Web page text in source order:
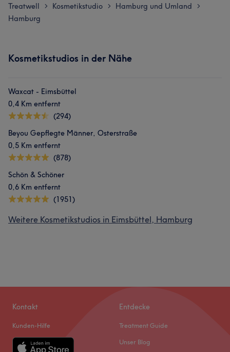
Treatwell > Kosmetikstudio > Hamburg und Umland >
Hamburg
Kosmetikstudios in der Nähe
Waxcat - Eimsbüttel
0,4 Km entfernt
(294)
Beyou Gepflegte Männer, Osterstraße
0,5 Km entfernt
(878)
Schön & Schöner
0,6 Km entfernt
(1951)
Weitere Kosmetikstudios in Eimsbüttel, Hamburg
Kontakt
Kunden-Hilfe
Entdecke
Treatment Guide
Unser Blog